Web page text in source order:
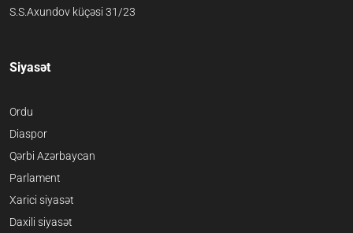
S.S.Axundov küçəsi 31/23
Siyasət
Ordu
Diaspor
Qərbi Azərbaycan
Parlament
Xarici siyasət
Daxili siyasət